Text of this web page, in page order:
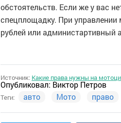
обстоятельств. Если же у вас
спецплощадку. При
рублей или администартивный
Источник: Какие права нужны на
Опубликовал: Виктор Петров
Теги: авто Мото право